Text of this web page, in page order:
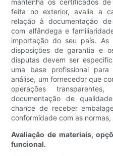
mantenha os certificados
feita no exterior, avalie a
relação à documentação
com alfândega e
importação do seu país. As
disposições de garantia e
disputas devem ser
uma base profissional para
análise, um fornecedor que
operações
documentação de
chance de receber
conformidade com as
Avaliação de materiais,
funcional.